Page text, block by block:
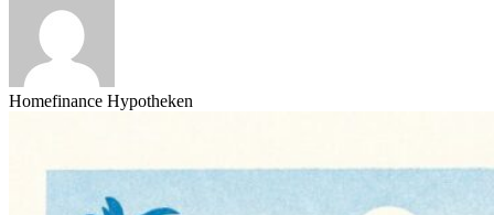
Homefinance Hypotheken